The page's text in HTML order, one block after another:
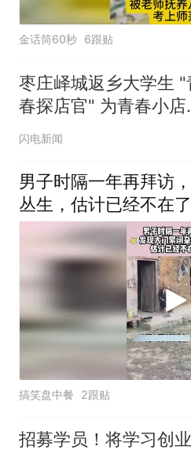
金话筒60秒 6跟贴
枣庄峄城返乡大学生 "
春探店官" 为青春小店
入新活力
闪电新闻
男子时隔一年再拜访
丛生，估计已经不在了
搞笑盘中餐 2跟贴
招募学员！将学习创